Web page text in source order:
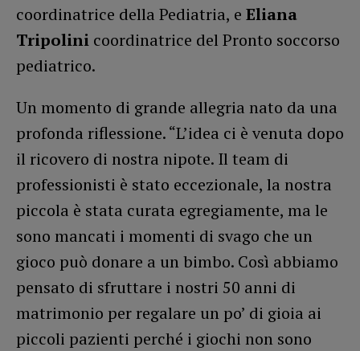
coordinatrice della Pediatria, e Eliana
Tripolini coordinatrice del Pronto soccorso
pediatrico.
Un momento di grande allegria nato da una
profonda riflessione. “L’idea ci è venuta dopo
il ricovero di nostra nipote. Il team di
professionisti è stato eccezionale, la nostra
piccola è stata curata egregiamente, ma le
sono mancati i momenti di svago che un
gioco può donare a un bimbo. Così abbiamo
pensato di sfruttare i nostri 50 anni di
matrimonio per regalare un po’ di gioia ai
piccoli pazienti perché i giochi non sono